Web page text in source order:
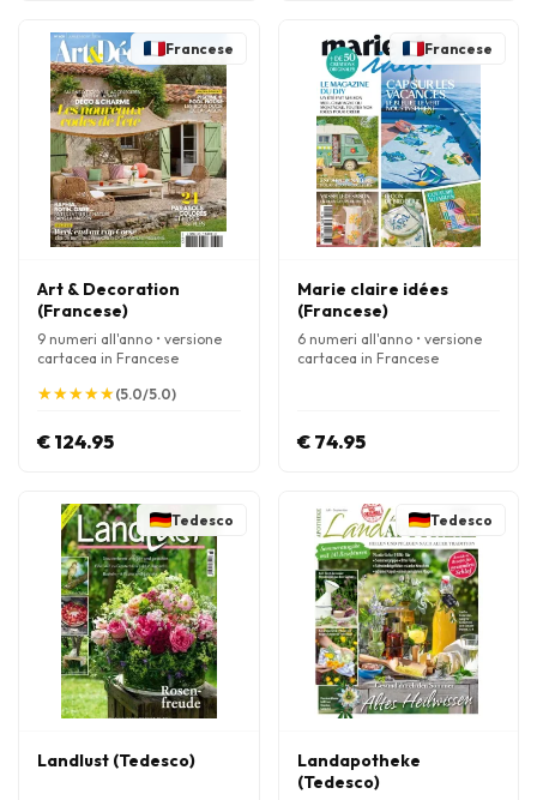
Francese
Art & Decoration
(Francese)
9 numeri all'anno • versione
cartacea in Francese
★
★★
★★
★★
★★
★(5.0/5.0)
€ 124.95
Francese
Marie claire idées
(Francese)
6 numeri all'anno • versione
cartacea in Francese
€ 74.95
Tedesco
Landlust (Tedesco)
Tedesco
Landapotheke
(Tedesco)